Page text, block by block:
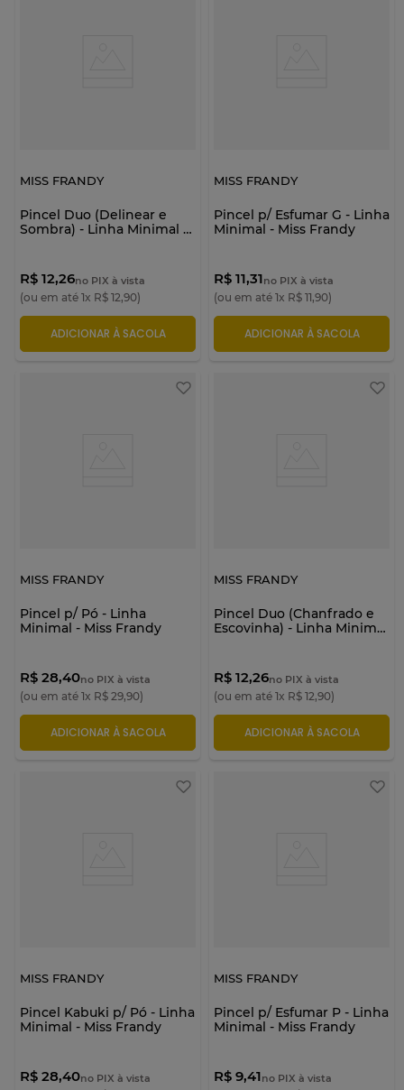
MISS FRANDY
Pincel Duo (Delinear e
Sombra) - Linha Minimal -
R$ 12,26no PIX à vista
(ou em até 1x R$ 12,90)
ADICIONAR À SACOLA
MISS FRANDY
Pincel p/ Esfumar G - Linha
Minimal - Miss Frandy
R$ 11,31no PIX à vista
(ou em até 1x R$ 11,90)
ADICIONAR À SACOLA
MISS FRANDY
Pincel p/ Pó - Linha
Minimal - Miss Frandy
R$ 28,40no PIX à vista
(ou em até 1x R$ 29,90)
ADICIONAR À SACOLA
MISS FRANDY
Pincel Duo (Chanfrado e
Escovinha) - Linha Minimal
R$ 12,26no PIX à vista
(ou em até 1x R$ 12,90)
ADICIONAR À SACOLA
MISS FRANDY
Pincel Kabuki p/ Pó - Linha
Minimal - Miss Frandy
R$ 28,40no PIX à vista
MISS FRANDY
Pincel p/ Esfumar P - Linha
Minimal - Miss Frandy
R$ 9,41no PIX à vista